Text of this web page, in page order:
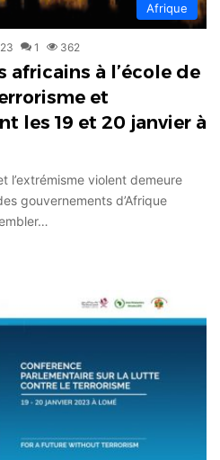
Afrique
1 362
africains à l’école de
et
les 19 et 20 janvier à
l’extrémisme violent demeure
gouvernements d’Afrique